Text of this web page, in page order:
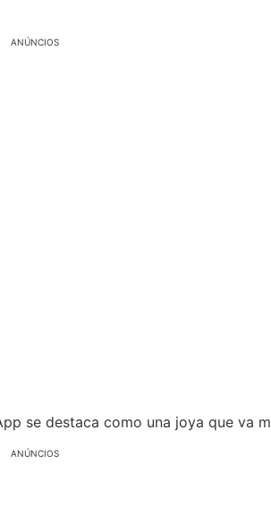
ANÚNCIOS
se destaca como una joya que va
ANÚNCIOS